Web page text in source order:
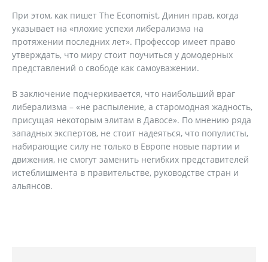
При этом, как пишет The Economist, Динин прав, когда
указывает на «плохие успехи либерализма на
протяжении последних лет». Профессор имеет право
утверждать, что миру стоит поучиться у домодерных
представлений о свободе как самоуважении.
В заключение подчеркивается, что наибольший враг
либерализма – «не распыление, а старомодная жадность,
присущая некоторым элитам в Давосе». По мнению ряда
западных экспертов, не стоит надеяться, что популисты,
набирающие силу не только в Европе новые партии и
движения, не смогут заменить негибких представителей
истеблишмента в правительстве, руководстве стран и
альянсов.